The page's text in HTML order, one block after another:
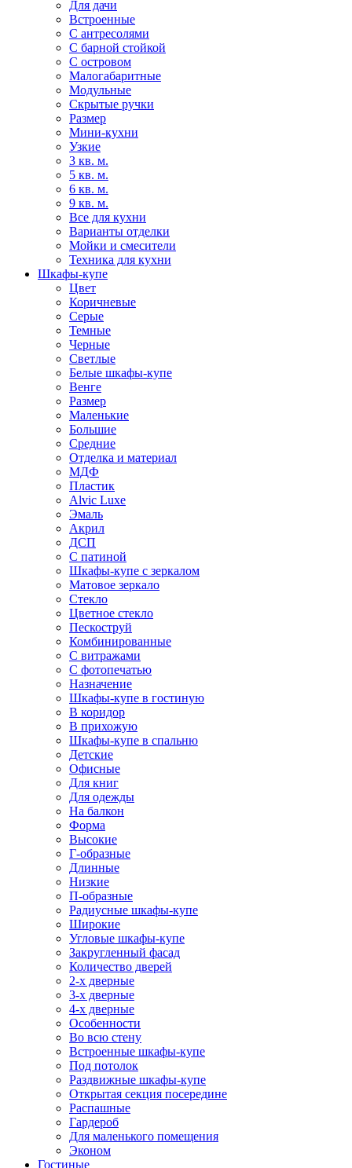
Для дачи
Встроенные
С антресолями
С барной стойкой
С островом
Малогабаритные
Модульные
Скрытые ручки
Размер
Мини-кухни
Узкие
3 кв. м.
5 кв. м.
6 кв. м.
9 кв. м.
Все для кухни
Варианты отделки
Мойки и смесители
Техника для кухни
Шкафы-купе
Цвет
Коричневые
Серые
Темные
Черные
Светлые
Белые шкафы-купе
Венге
Размер
Маленькие
Большие
Средние
Отделка и материал
МДФ
Пластик
Alvic Luxe
Эмаль
Акрил
ДСП
С патиной
Шкафы-купе с зеркалом
Матовое зеркало
Стекло
Цветное стекло
Пескоструй
Комбинированные
С витражами
С фотопечатью
Назначение
Шкафы-купе в гостиную
В коридор
В прихожую
Шкафы-купе в спальню
Детские
Офисные
Для книг
Для одежды
На балкон
Форма
Высокие
Г-образные
Длинные
Низкие
П-образные
Радиусные шкафы-купе
Широкие
Угловые шкафы-купе
Закругленный фасад
Количество дверей
2-х дверные
3-х дверные
4-х дверные
Особенности
Во всю стену
Встроенные шкафы-купе
Под потолок
Раздвижные шкафы-купе
Открытая секция посередине
Распашные
Гардероб
Для маленького помещения
Эконом
Гостиные